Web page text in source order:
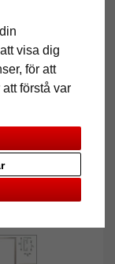
visa dig
för att
förstå var